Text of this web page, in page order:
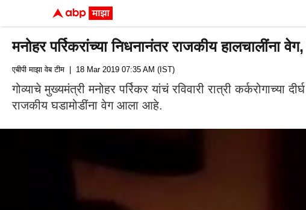
मनोहर पर्रिकरांच्या निधनानंतर राजकीय हालचालींना
एबीपी माझा वेब टीम | 18 Mar 2019 07:35 AM (IST)
गोव्याचे मुख्यमंत्री मनोहर पर्रिकर यांचं रविवारी रात्री कर्करोगाच्या
राजकीय घडामोडींना वेग आला आहे.